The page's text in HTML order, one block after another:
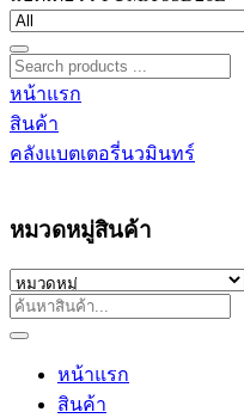
หน้าแรก
สินค้า
คลังแบตเตอรี่นวมินทร์
หมวดหมู่สินค้า
หน้าแรก
สินค้า